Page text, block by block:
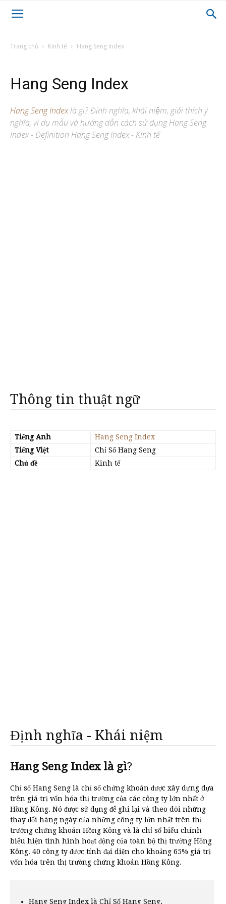
Trang chủ Kinh tế Hang Seng Index
Hang Seng Index
Hang Seng Indexlà gì? Định nghĩa, khái niệm, giải thích ý
nghĩa, ví dụ mẫu và hướng dẫn cách sử dụng Hang Seng
Index - Definition Hang Seng Index - Kinh tế
Thông tin thuật ngữ
Tiếng Anh
Hang Seng Index
Tiếng Việt
Chỉ Số Hang Seng
Chủ đề
Kinh tế
Định nghĩa - Khái niệm
Hang Seng Index là gì?
Chỉ số Hang Seng là chỉ số chứng khoán được xây dựng dựa
trên giá trị vốn hóa thị trường của các công ty lớn nhất ở
Hồng Kông. Nó được sử dụng để ghi lại và theo dõi những
thay đổi hàng ngày của những công ty lớn nhất trên thị
trường chứng khoán Hồng Kông và là chỉ số biểu chính
biểu hiện tình hình hoạt động của toàn bộ thị trường Hồng
Kông. 40 công ty được tính đại diện cho khoảng 65% giá trị
vốn hóa trên thị trường chứng khoán Hồng Kông.
Hang Seng Index là Chỉ Số Hang Seng.